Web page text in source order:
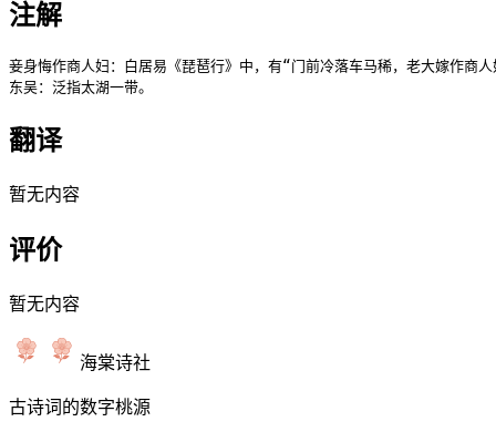
注解
妾身悔作商人妇：白居易《琵琶行》中，有“门前冷落车马稀，老大嫁作商
东吴：泛指太湖一带。
翻译
暂无内容
评价
暂无内容
海棠诗社
古诗词的数字桃源